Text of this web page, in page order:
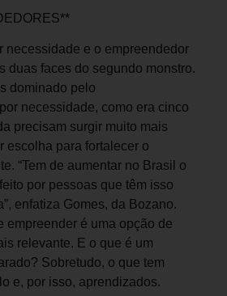
necessidade e o empreendedor
duas faces do segundo monstro.
dominado pelo
necessidade, como era cinco
precisam surgir muito mais
escolha para fortalecer o
“Tem de aumentar no Brasil o
por pessoas que têm isso
enfatiza Gomes, da Bozano.
empreender é uma opção de
relevante. E o que é um
Sobretudo, o que tem
e, por isso, aprendizados.